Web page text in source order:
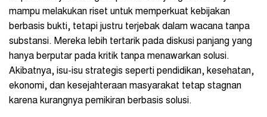
mampu melakukan riset untuk memperkuat kebijakan
berbasis bukti, tetapi justru terjebak dalam wacana tanpa
substansi. Mereka lebih tertarik pada diskusi panjang yang
hanya berputar pada kritik tanpa menawarkan solusi.
Akibatnya, isu-isu strategis seperti pendidikan, kesehatan,
ekonomi, dan kesejahteraan masyarakat tetap stagnan
karena kurangnya pemikiran berbasis solusi.